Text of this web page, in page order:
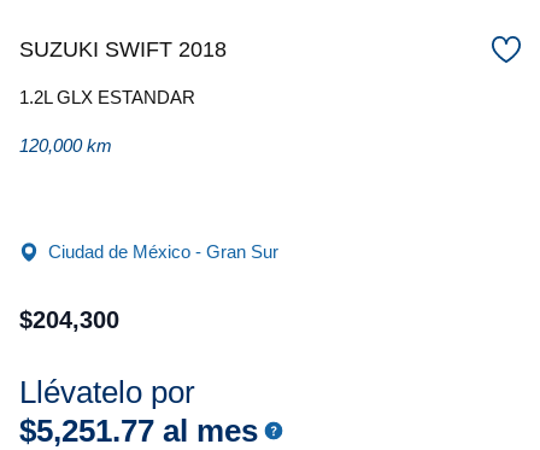
SUZUKI SWIFT 2018
1.2L GLX ESTANDAR
120,000 km
Ciudad de México - Gran Sur
$204,300
Llévatelo por
$5,251.77 al mes